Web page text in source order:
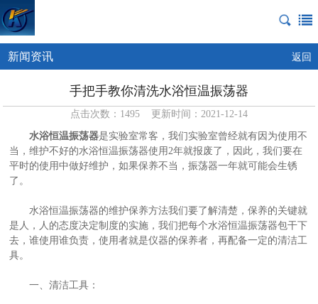
新闻资讯 返回
手把手教你清洗水浴恒温振荡器
点击次数：1495 更新时间：2021-12-14
水浴恒温振荡器是实验室常客，我们实验室曾经就有因为使用不
当，维护不好的水浴恒温振荡器使用2年就报废了，因此，我们要在
平时的使用中做好维护，如果保养不当，振荡器一年就可能会生锈
了。
水浴恒温振荡器的维护保养方法我们要了解清楚，保养的关键就
是人，人的态度决定制度的实施，我们把每个水浴恒温振荡器包干下
去，谁使用谁负责，使用者就是仪器的保养者，再配备一定的清洁工
具。
一、清洁工具：